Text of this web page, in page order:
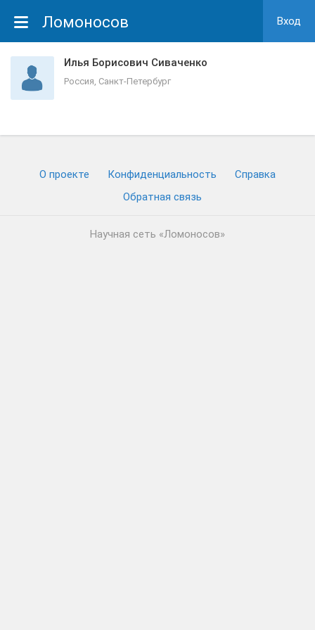
Ломоносов Вход
Илья Борисович Сиваченко
Россия, Санкт-Петербург
О проекте Конфиденциальность
Cправка
Обратная связь
Научная сеть «Ломоносов»